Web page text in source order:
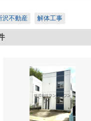
沢不動産 解体工事